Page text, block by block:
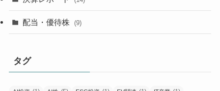
配当・優待株 (9)
タグ